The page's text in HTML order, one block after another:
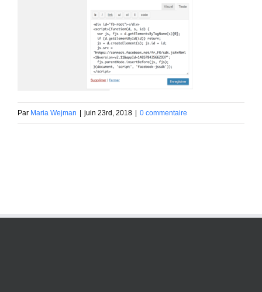
Par Maria Wejman juin 23rd, 2018 0 commentaire